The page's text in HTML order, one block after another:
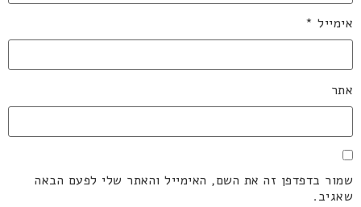
אימייל *
אתר
שמור בדפדפן זה את השם, האימייל והאתר שלי לפעם הבאה
שאגיב.